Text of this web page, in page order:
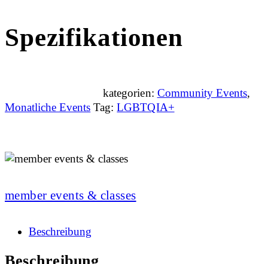
Spezifikationen
kategorien: Community Events,
Monatliche Events Tag: LGBTQIA+
member events & classes
Beschreibung